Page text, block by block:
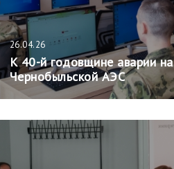
26.04.26
К 40-й годовщине аварии на
Чернобыльской АЭС